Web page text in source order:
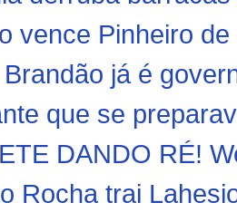
vence Pinheiro
já é
que se
DANDO RÉ!
Rocha trai